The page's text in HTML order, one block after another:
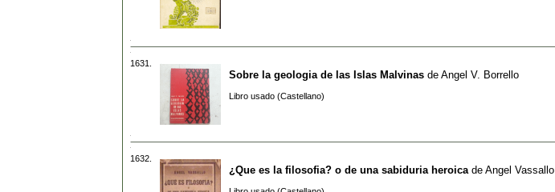
1631.
Sobre la geologia de las Islas Malvinas de Angel V. Borrello
Libro usado (Castellano)
1632.
¿Que es la filosofia? o de una sabiduria heroica de Angel Vassallo